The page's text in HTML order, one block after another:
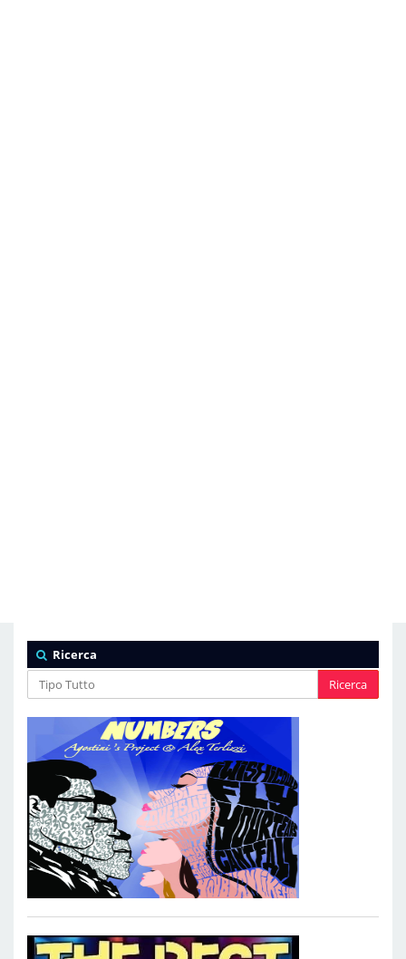
Ricerca
Ricerca